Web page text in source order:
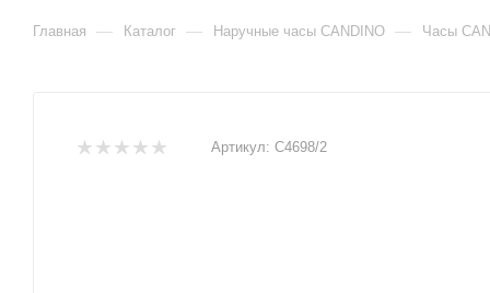
Главная — Каталог — Наручные часы CANDINO — Часы
Артикул: C4698/2